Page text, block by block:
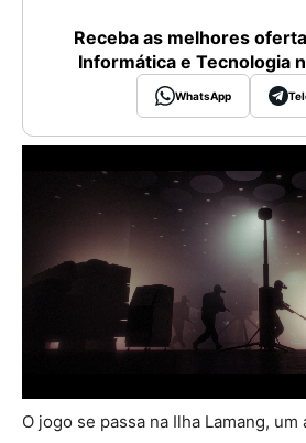
Receba as melhores
Informática e Tecnologia
WhatsApp
O jogo se passa na Ilha Lamang,